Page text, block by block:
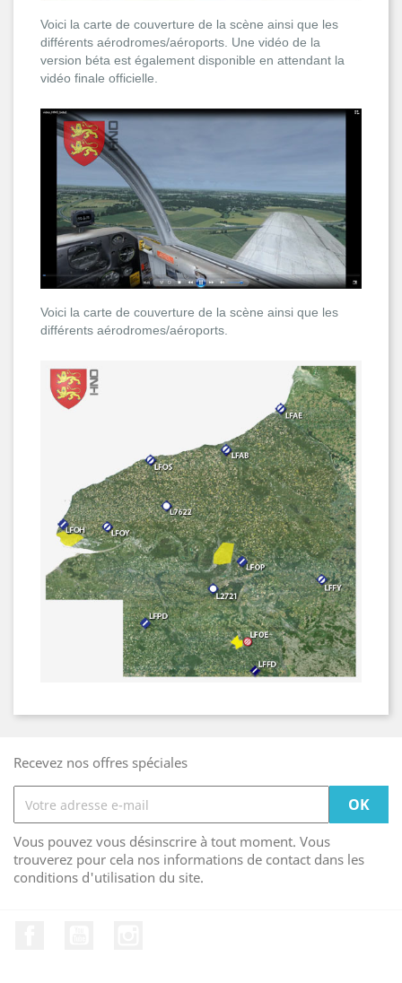
Voici la carte de couverture de la scène ainsi que les
différents aérodromes/aéroports. Une vidéo de la
version béta est également disponible en attendant la
vidéo finale officielle.
Voici la carte de couverture de la scène ainsi que les
différents aérodromes/aéroports.
Recevez nos offres spéciales
Vous pouvez vous désinscrire à tout moment. Vous
trouverez pour cela nos informations de contact dans les
conditions d'utilisation du site.